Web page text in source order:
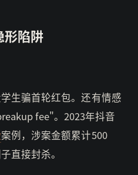
形陷阱
生骗首轮红包。还有情感
fee"。2023年抖音
案例，涉案金额累计500
直接封杀。